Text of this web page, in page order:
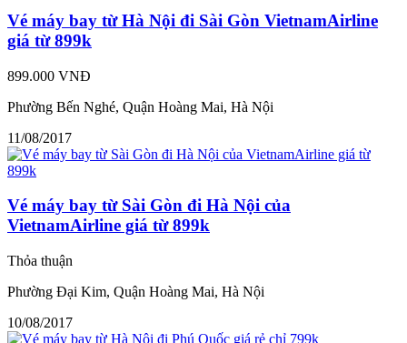
Vé máy bay từ Hà Nội đi Sài Gòn VietnamAirline
giá từ 899k
899.000 VNĐ
Phường Bến Nghé, Quận Hoàng Mai, Hà Nội
11/08/2017
Vé máy bay từ Sài Gòn đi Hà Nội của
VietnamAirline giá từ 899k
Thỏa thuận
Phường Đại Kim, Quận Hoàng Mai, Hà Nội
10/08/2017